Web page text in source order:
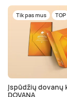
Tik pas mus TOP
Įspūdžių dovanų
DOVANA